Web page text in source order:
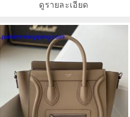
ดูรายละเอียด